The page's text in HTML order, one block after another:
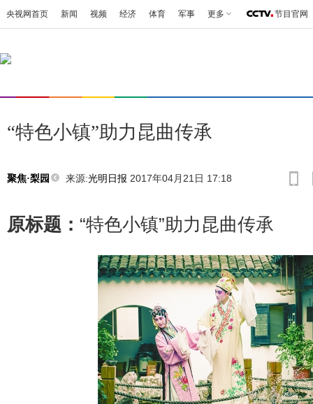
央视网首页 新闻 视频 经济 体育 军事 更多 节目官网
“特色小镇”助力昆曲传承
聚焦·梨园 来源:光明日报 2017年04月21日 17:18
原标题： “特色小镇”助力昆曲传承